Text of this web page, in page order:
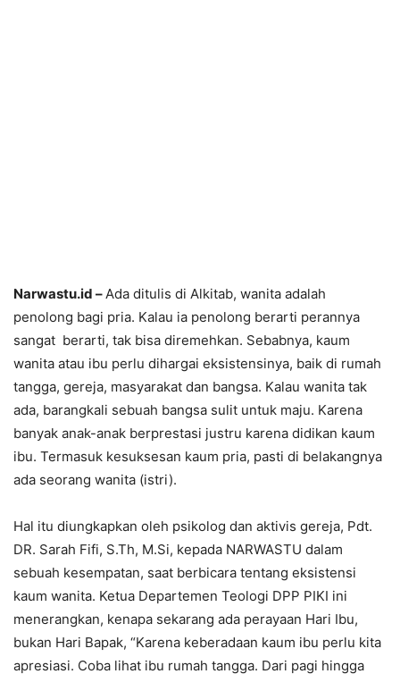
Narwastu.id –Ada ditulis di Alkitab, wanita adalah
penolong bagi pria. Kalau ia penolong berarti perannya
sangat berarti, tak bisa diremehkan. Sebabnya, kaum
wanita atau ibu perlu dihargai eksistensinya, baik di rumah
tangga, gereja, masyarakat dan bangsa. Kalau wanita tak
ada, barangkali sebuah bangsa sulit untuk maju. Karena
banyak anak-anak berprestasi justru karena didikan kaum
ibu. Termasuk kesuksesan kaum pria, pasti di belakangnya
ada seorang wanita (istri).
Hal itu diungkapkan oleh psikolog dan aktivis gereja, Pdt.
DR. Sarah Fifi, S.Th, M.Si, kepada NARWASTU dalam
sebuah kesempatan, saat berbicara tentang eksistensi
kaum wanita. Ketua Departemen Teologi DPP PIKI ini
menerangkan, kenapa sekarang ada perayaan Hari Ibu,
bukan Hari Bapak, “Karena keberadaan kaum ibu perlu kita
apresiasi. Coba lihat ibu rumah tangga. Dari pagi hingga